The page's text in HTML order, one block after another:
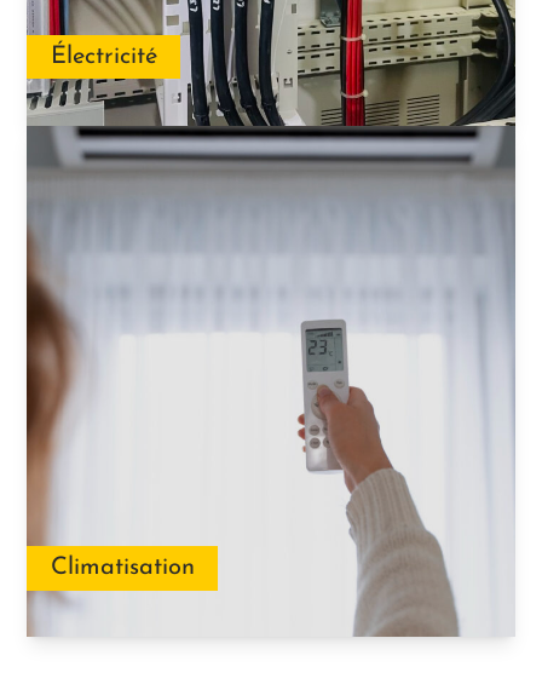
Électricité
Climatisation